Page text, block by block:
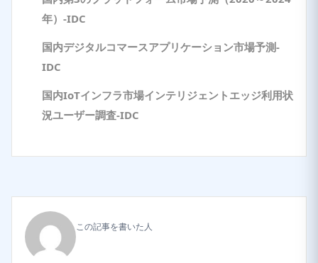
年）-IDC
国内デジタルコマースアプリケーション市場予測-
IDC
国内IoTインフラ市場インテリジェントエッジ利用状
況ユーザー調査-IDC
この記事を書いた人